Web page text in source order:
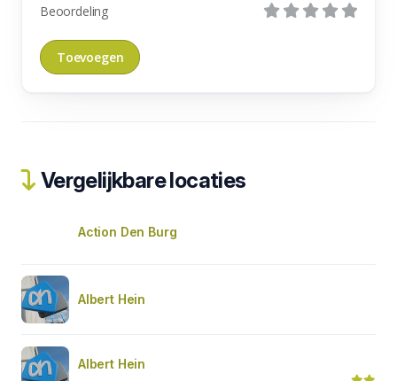
Beoordeling
Vergelijkbare locaties
Action Den Burg
Albert Hein
Albert Hein